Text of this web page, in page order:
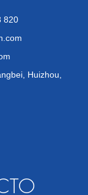
820
Huizhou,